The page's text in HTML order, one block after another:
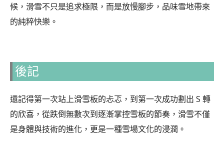
候，滑雪不只是追求極限，而是放慢腳步，品味雪地帶來
的純粹快樂。
後記
還記得第一次站上滑雪板的忐忑，到第一次成功劃出 S 轉
的欣喜，從跌倒無數次到逐漸掌控雪板的節奏，滑雪不僅
是身體與技術的進化，更是一種雪場文化的浸潤。